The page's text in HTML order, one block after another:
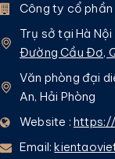
Công ty cổ phần
Trụ sở tại Hà Nội
Đường Cầu Đơ,
Văn phòng đại
An, Hải Phòng
Website :
Email: